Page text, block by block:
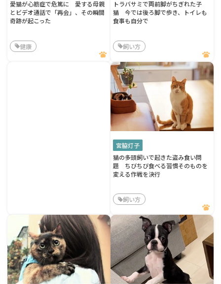
愛猫が心筋症で危篤に 愛する母親
とビデオ通話で「再会」、その瞬間
奇跡が起こった
健康
トラバサミで両前脚がちぎれた子
猫 今では後ろ脚で歩き、トイレも
食事も自分で
飼い方
宮脇灯子
猫の多頭飼いで起きた盗み食い問
題 ちびちび食べる習慣そのものを
変える作戦を決行
飼い方